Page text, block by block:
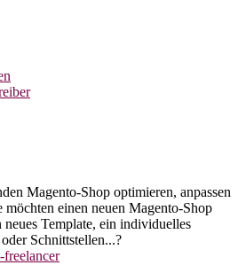
Magento-Shop optimieren, anpassen
einen neuen Magento-Shop
Template, ein individuelles
Schnittstellen...?
freelancer